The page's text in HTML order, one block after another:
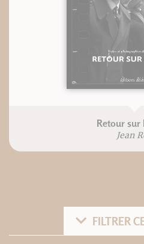
Retour sur
Jean
FILTRER